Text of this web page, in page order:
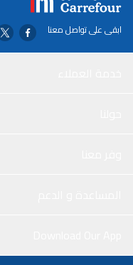
ابقى على تواصل معنا